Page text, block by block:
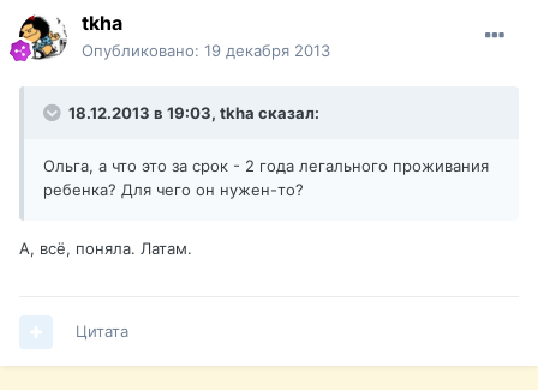
tkha
Опубликовано: 19 декабря 2013
18.12.2013 в 19:03, tkha сказал:
Ольга, а что это за срок - 2 года легального проживания
ребенка? Для чего он нужен-то?
А, всё, поняла. Латам.
Цитата